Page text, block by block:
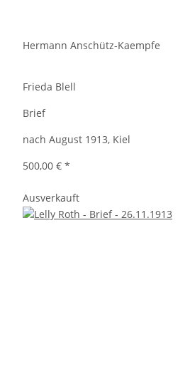
Hermann Anschütz-Kaempfe
Frieda Blell
Brief
nach August 1913, Kiel
500,00 € *
Ausverkauft